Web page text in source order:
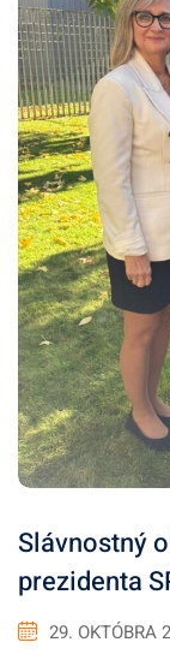
Slávnostný
prezidenta
29. OKTÓBRA